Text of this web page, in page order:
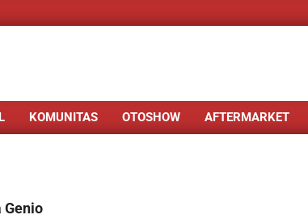
KOMUNITAS OTOSHOW AFTERMARKET
Genio